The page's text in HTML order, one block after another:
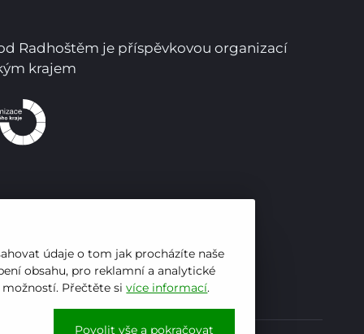
údaje o tom jak procházíte naše
obsahu, pro reklamní a analytické
možností. Přečtěte sivíce informací.
Povolit vše a pokračovat
Radhoštěm je příspěvkovou organizací
krajem